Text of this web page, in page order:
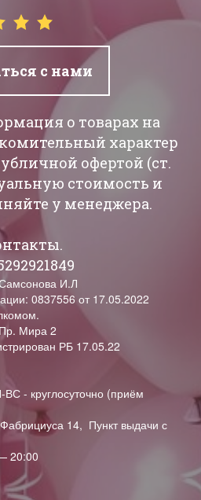
с нами
о товарах на
характер
офертой (ст.
стоимость и
у менеджера.
И.Л
0837556 от 17.05.2022
Мира 2
РБ 17.05.22
- круглосуточно (приём
14, Пункт выдачи с
20:00